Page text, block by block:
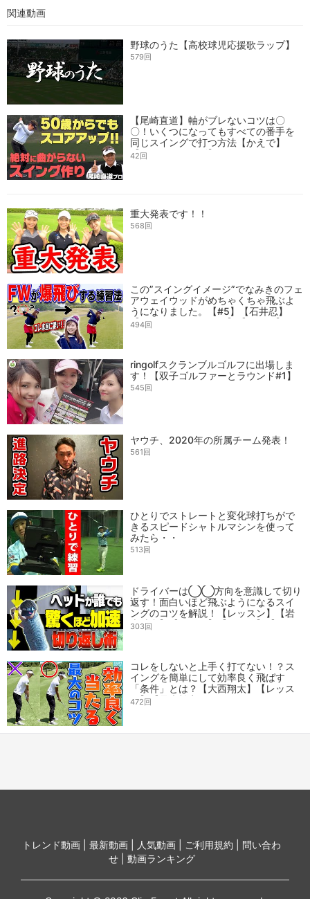
関連動画
野球のうた【高校球児応援歌ラップ】
579回
【尾崎直道】軸がブレないコツは〇
〇！いくつになってもすべての番手を
同じスイングで打つ方法【かえで】
【スケッチャーズ】
42回
重大発表です！！
568回
この”スイングイメージ”でなみきのフェ
アウェイウッドがめちゃくちゃ飛ぶよ
うになりました。【#5】【石井忍】
【月一ゲストレッスン】【なみき】
494回
ringolfスクランブルゴルフに出場しま
す！【双子ゴルファーとラウンド#1】
545回
ヤウチ、2020年の所属チーム発表！
561回
ひとりでストレートと変化球打ちがで
きるスピードシャトルマシンを使って
みたら・・
513回
ドライバーは◯◯方向を意識して切り
返す！面白いほど飛ぶようになるスイ
ングのコツを解説！【レッスン】【岩
本砂織】【かえで】【かえち】【き
303回
コレをしないと上手く打てない！？ス
イングを簡単にして効率良く飛ばす
「条件」とは？【大西翔太】【レッス
ン】【最大効率スイングになりた
472回
トレンド動画 | 最新動画 | 人気動画 | ご利用規約 | 問い合わ
せ | 動画ランキング